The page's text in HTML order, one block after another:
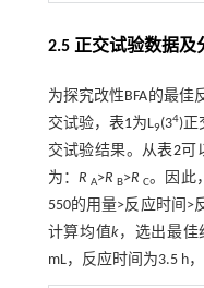
2.5 正交试验数据及
为探究改性BFA的最
交试验， 表1为L9(34)正
交试验结果。从表2可
为： R A>R B>R C。因此
550的用量>反应时间
计算均值k，选出最佳
mL，反应时间为3.5 h